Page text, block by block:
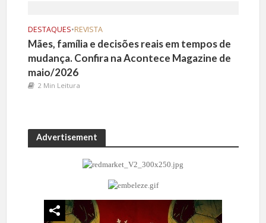
DESTAQUES•REVISTA
Mães, família e decisões reais em tempos de
mudança. Confira na Acontece Magazine de
maio/2026
2 Min Leitura
Advertisement